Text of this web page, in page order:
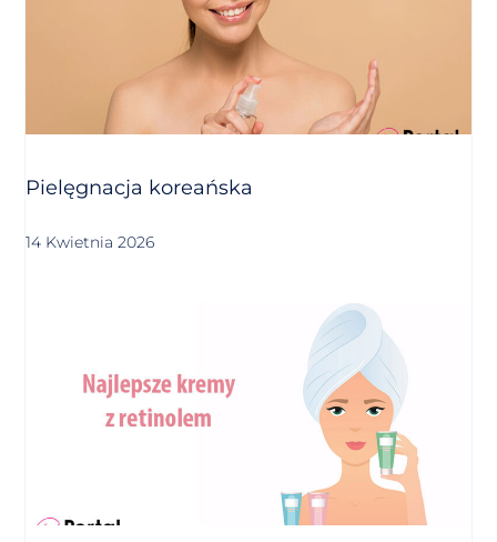
Pielęgnacja koreańska
14 Kwietnia 2026